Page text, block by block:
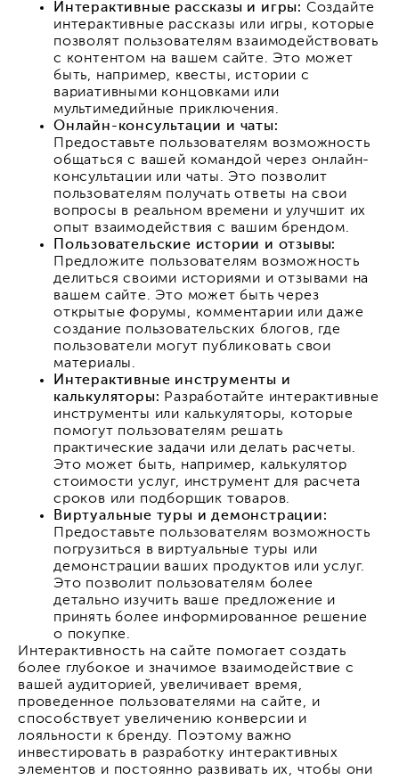
Интерактивные рассказы и игры: Создайте
интерактивные рассказы или игры, которые
позволят пользователям взаимодействовать
с контентом на вашем сайте. Это может
быть, например, квесты, истории с
вариативными концовками или
мультимедийные приключения.
Онлайн-консультации и чаты:
Предоставьте пользователям возможность
общаться с вашей командой через онлайн-
консультации или чаты. Это позволит
пользователям получать ответы на свои
вопросы в реальном времени и улучшит их
опыт взаимодействия с вашим брендом.
Пользовательские истории и отзывы:
Предложите пользователям возможность
делиться своими историями и отзывами на
вашем сайте. Это может быть через
открытые форумы, комментарии или даже
создание пользовательских блогов, где
пользователи могут публиковать свои
материалы.
Интерактивные инструменты и
калькуляторы: Разработайте интерактивные
инструменты или калькуляторы, которые
помогут пользователям решать
практические задачи или делать расчеты.
Это может быть, например, калькулятор
стоимости услуг, инструмент для расчета
сроков или подборщик товаров.
Виртуальные туры и демонстрации:
Предоставьте пользователям возможность
погрузиться в виртуальные туры или
демонстрации ваших продуктов или услуг.
Это позволит пользователям более
детально изучить ваше предложение и
принять более информированное решение
о покупке.
Интерактивность на сайте помогает создать
более глубокое и значимое взаимодействие с
вашей аудиторией, увеличивает время,
проведенное пользователями на сайте, и
способствует увеличению конверсии и
лояльности к бренду. Поэтому важно
инвестировать в разработку интерактивных
элементов и постоянно развивать их, чтобы они